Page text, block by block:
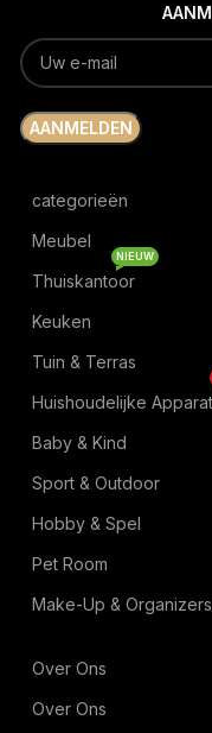
categorieën
Meubel
Thuiskantoor
NIEUW
Keuken
Tuin & Terras
Huishoudelijke
Baby & Kind
Sport & Outdoor
Hobby & Spel
Pet Room
Make-Up & Organizers
Over Ons
Over Ons